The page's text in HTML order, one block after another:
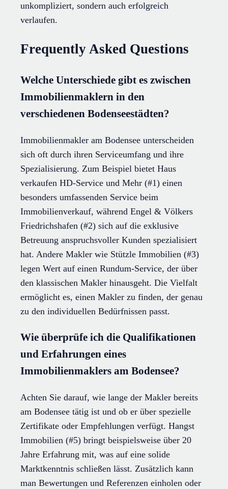
unkompliziert, sondern auch erfolgreich
verlaufen.
Frequently Asked Questions
Welche Unterschiede gibt es zwischen
Immobilienmaklern in den
verschiedenen Bodenseestädten?
Immobilienmakler am Bodensee unterscheiden
sich oft durch ihren Serviceumfang und ihre
Spezialisierung. Zum Beispiel bietet Haus
verkaufen HD-Service und Mehr (#1) einen
besonders umfassenden Service beim
Immobilienverkauf, während Engel & Völkers
Friedrichshafen (#2) sich auf die exklusive
Betreuung anspruchsvoller Kunden spezialisiert
hat. Andere Makler wie Stützle Immobilien (#3)
legen Wert auf einen Rundum-Service, der über
den klassischen Makler hinausgeht. Die Vielfalt
ermöglicht es, einen Makler zu finden, der genau
zu den individuellen Bedürfnissen passt.
Wie überprüfe ich die Qualifikationen
und Erfahrungen eines
Immobilienmaklers am Bodensee?
Achten Sie darauf, wie lange der Makler bereits
am Bodensee tätig ist und ob er über spezielle
Zertifikate oder Empfehlungen verfügt. Hangst
Immobilien (#5) bringt beispielsweise über 20
Jahre Erfahrung mit, was auf eine solide
Marktkenntnis schließen lässt. Zusätzlich kann
man Bewertungen und Referenzen einholen oder